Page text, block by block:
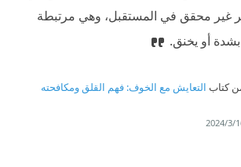
غير محقق في المستقبل، وهي مرتبطة
أو يخنق.
كتاب التعايش مع الخوف: فهم القلق ومكافحته
16‏/